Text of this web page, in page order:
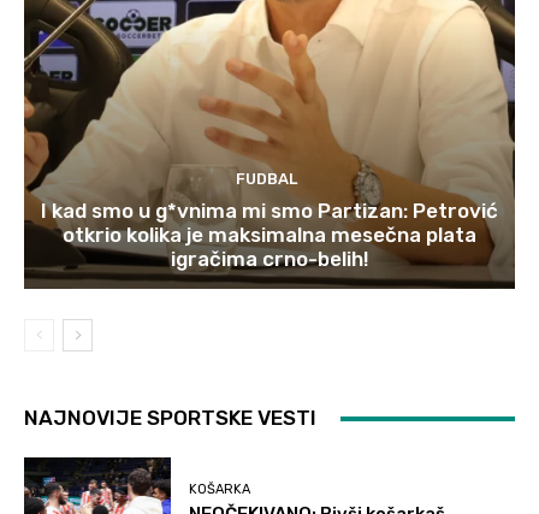
FUDBAL
I kad smo u g*vnima mi smo Partizan: Petrović
otkrio kolika je maksimalna mesečna plata
igračima crno-belih!
NAJNOVIJE SPORTSKE VESTI
KOŠARKA